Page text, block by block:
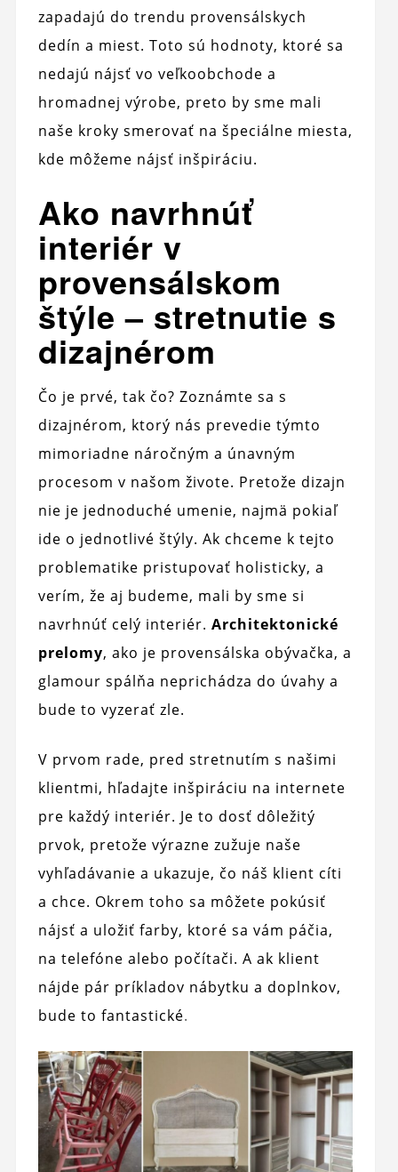
zapadajú do trendu provensálskych
dedín a miest. Toto sú hodnoty, ktoré sa
nedajú nájsť vo veľkoobchode a
hromadnej výrobe, preto by sme mali
naše kroky smerovať na špeciálne miesta,
kde môžeme nájsť inšpiráciu.
Ako navrhnúť
interiér v
provensálskom
štýle – stretnutie s
dizajnérom
Čo je prvé, tak čo? Zoznámte sa s
dizajnérom, ktorý nás prevedie týmto
mimoriadne náročným a únavným
procesom v našom živote. Pretože dizajn
nie je jednoduché umenie, najmä pokiaľ
ide o jednotlivé štýly. Ak chceme k tejto
problematike pristupovať holisticky, a
verím, že aj budeme, mali by sme si
navrhnúť celý interiér. Architektonické
prelomy, ako je provensálska obývačka, a
glamour spálňa neprichádza do úvahy a
bude to vyzerať zle.
V prvom rade, pred stretnutím s našimi
klientmi, hľadajte inšpiráciu na internete
pre každý interiér. Je to dosť dôležitý
prvok, pretože výrazne zužuje naše
vyhľadávanie a ukazuje, čo náš klient cíti
a chce. Okrem toho sa môžete pokúsiť
nájsť a uložiť farby, ktoré sa vám páčia,
na telefóne alebo počítači. A ak klient
nájde pár príkladov nábytku a doplnkov,
bude to fantastické.